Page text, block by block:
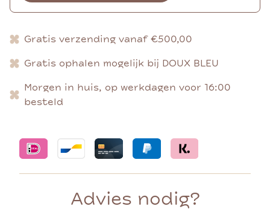
Gratis verzending vanaf €500,00
Gratis ophalen mogelijk bij DOUX BLEU
Morgen in huis, op werkdagen voor 16:00
besteld
Advies nodig?